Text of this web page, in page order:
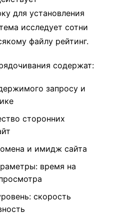
для установления
исследует сотни
файлу рейтинг.
содержат:
запросу и
сторонних
и имидж сайта
время на
скорость